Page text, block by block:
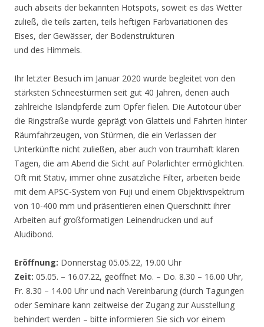
auch abseits der bekannten Hotspots, soweit es das Wetter
zuließ, die teils zarten, teils heftigen Farbvariationen des
Eises, der Gewässer, der Bodenstrukturen
und des Himmels.
Ihr letzter Besuch im Januar 2020 wurde begleitet von den
stärksten Schneestürmen seit gut 40 Jahren, denen auch
zahlreiche Islandpferde zum Opfer fielen. Die Autotour über
die Ringstraße wurde geprägt von Glatteis und Fahrten hinter
Räumfahrzeugen, von Stürmen, die ein Verlassen der
Unterkünfte nicht zuließen, aber auch von traumhaft klaren
Tagen, die am Abend die Sicht auf Polarlichter ermöglichten.
Oft mit Stativ, immer ohne zusätzliche Filter, arbeiten beide
mit dem APSC-System von Fuji und einem Objektivspektrum
von 10-400 mm und präsentieren einen Querschnitt ihrer
Arbeiten auf großformatigen Leinendrucken und auf
Aludibond.
Eröffnung: Donnerstag 05.05.22, 19.00 Uhr
Zeit: 05.05. – 16.07.22, geöffnet Mo. – Do. 8.30 – 16.00 Uhr,
Fr. 8.30 – 14.00 Uhr und nach Vereinbarung (durch Tagungen
oder Seminare kann zeitweise der Zugang zur Ausstellung
behindert werden – bitte informieren Sie sich vor einem